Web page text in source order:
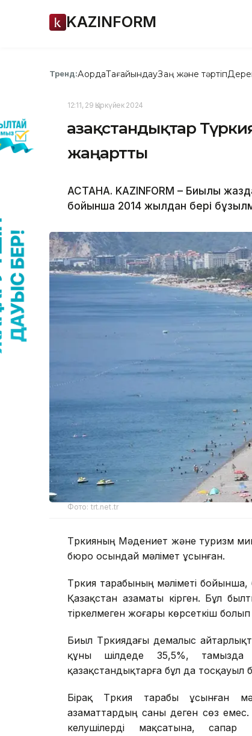
KAZINFORM
Тренд:АқордаТағайындауЗаң және тәртіп
12:11, 29 Қыркүйек 2024
Қазақстандықтар
жаңартты
АСТАНА. KAZINFORM – Биылғы
бойынша 2014 жылдан бері
Фото: trt.net.tr
Түркияның Мәдениет және туризм
бюро осындай мәлімет ұсынған.
Түркия тарабының мәліметі
Қазақстан азаматы кірген. Бұл
тіркелмеген жоғары көрсеткіш болып
Биыл Түркиядағы демалыс
құны шілдеде 35,5%, тамызда
қазақстандықтарға бұл да тосқауыл
Бірақ Түркия тарабы ұсынған
азаматтардың саны деген сөз емес.
келушілерді мақсатына,